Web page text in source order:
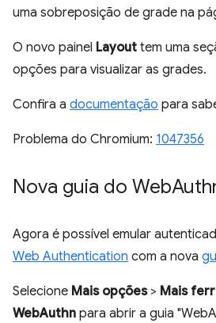
uma sobreposição de grade na
O novo painel Layout tem uma
opções para visualizar as grades.
Confira a documentação para
Problema do Chromium: 1047356
Nova guia do Web
Agora é possível emular
Web Authentication com a nova
Selecione Mais opções> Mais
WebAuthn para abrir a guia